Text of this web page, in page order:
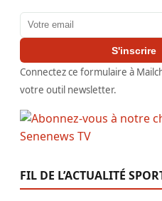
Adresse email
S'inscrire
Connectez ce formulaire à
votre outil newsletter.
FIL DE L’ACTUALITÉ